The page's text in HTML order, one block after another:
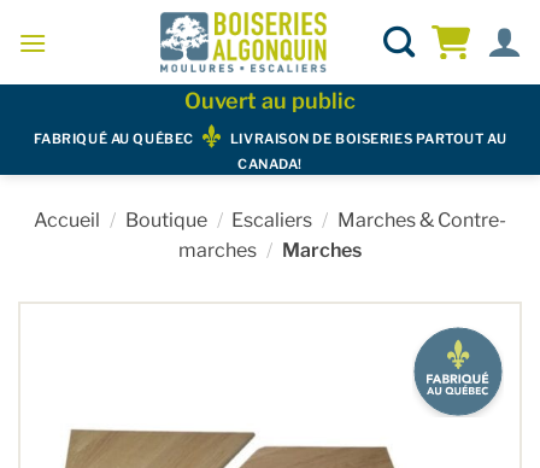
Ouvert au public
FABRIQUÉ AU QUÉBEC
LIVRAISON DE BOISERIES PARTOUT AU
CANADA!
Accueil / Boutique / Escaliers / Marches & Contre-
marches / Marches